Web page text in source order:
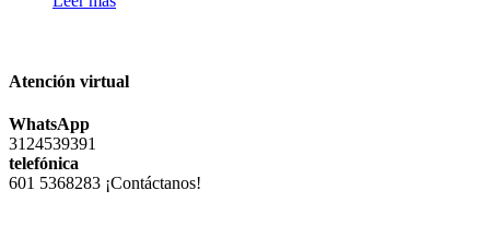
Atención virtual
WhatsApp
3124539391
telefónica
601 5368283 ¡Contáctanos!